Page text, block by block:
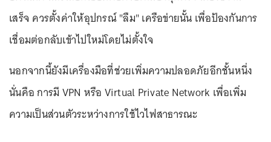
เสร็จ ควรตั้งค่าให้อุปกรณ์ "ลืม" เครือข่ายนั้น เพื่อป้องกันการ
เชื่อมต่อกลับเข้าไปใหม่โดยไม่ตั้งใจ
นอกจากนี้ยังมีเครื่องมือที่ช่วยเพิ่มความปลอดภัยอีกชั้นหนึ่ง
นั่นคือ การมี VPN หรือ Virtual Private Network เพื่อเพิ่ม
ความเป็นส่วนตัวระหว่างการใช้ไวไฟสาธารณะ